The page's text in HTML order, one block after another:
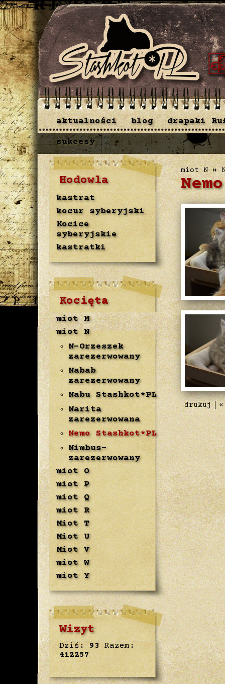
aktualności blog drapaki
sukcesy
Hodowla
kastrat
kocur syberyjski
Kocice
syberyjskie
kastratki
Kocięta
miot M
miot N
N-Orzeszek
zarezerwowany
Nabab
zarezerwowany
Nabu Stashkot*PL
Narita
zarezerwowana
Nemo Stashkot*PL
Nimbus-
zarezerwowany
miot O
miot P
miot Q
miot R
Miot T
Miot U
Miot V
miot W
miot Y
Wizyt
Dziś:93
Razem:
412257
miot N»
drukuj